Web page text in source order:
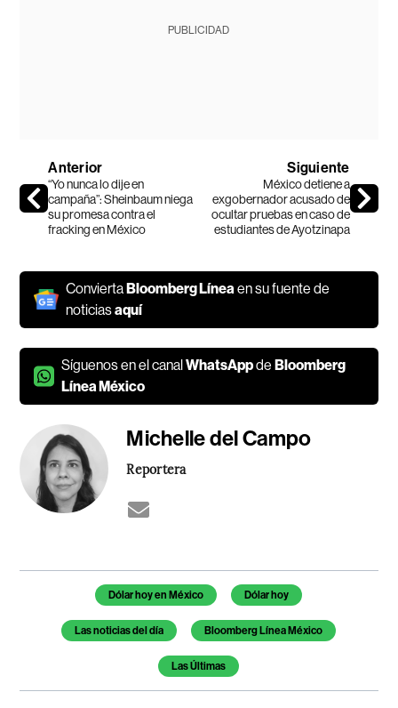
PUBLICIDAD
Anterior
“Yo nunca lo dije en
campaña”: Sheinbaum niega
su promesa contra el
fracking en México
Siguiente
México detiene a
exgobernador acusado de
ocultar pruebas en caso de
estudiantes de Ayotzinapa
ConviertaBloomberg Línea en su fuente de
noticiasaquí
Síguenos en el canalWhatsAppdeBloomberg
Línea México
Michelle del Campo
Reportera
Temas de este artículo
Dólar hoy en México Dólar hoy
Las noticias del día Bloomberg Línea México
Las Últimas